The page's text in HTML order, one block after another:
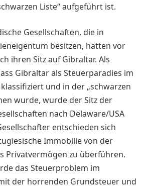
Liste“ aufgeführt ist.
Gesellschaften, die in
besitzen, hatten vor
ihren Sitz auf Gibraltar. Als
Gibraltar als Steuerparadies im
und in der „schwarzen
wurde, wurde der Sitz der
nach Delaware/USA
entschieden sich
Immobilie von der
Privatvermögen zu überführen.
das Steuerproblem im
der horrenden Grundsteuer und